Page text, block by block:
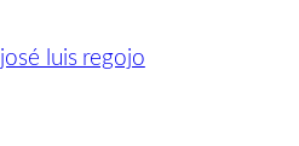
josé luis regojo